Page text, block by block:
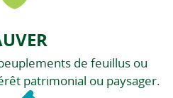
de feuillus ou
patrimonial ou paysager.